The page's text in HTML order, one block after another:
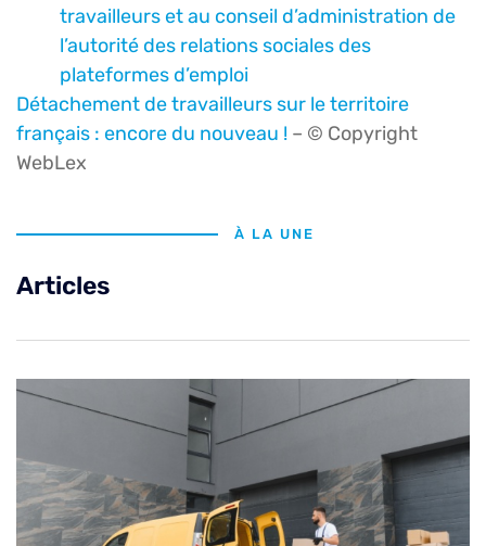
travailleurs et au conseil d’administration de
l’autorité des relations sociales des
plateformes d’emploi
Détachement de travailleurs sur le territoire
français : encore du nouveau ! – © Copyright
WebLex
À LA UNE
Articles